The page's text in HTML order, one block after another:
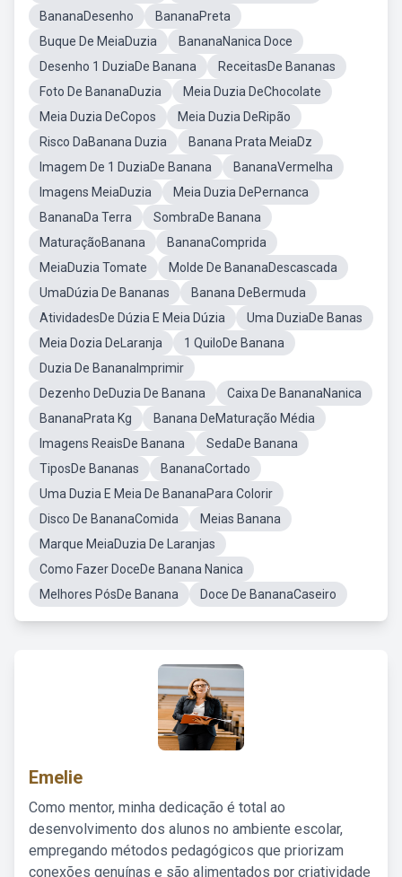
BananaDesenho
BananaPreta
Buque De MeiaDuzia
BananaNanica Doce
Desenho 1 DuziaDe Banana
ReceitasDe Bananas
Foto De BananaDuzia
Meia Duzia DeChocolate
Meia Duzia DeCopos
Meia Duzia DeRipão
Risco DaBanana Duzia
Banana Prata MeiaDz
Imagem De 1 DuziaDe Banana
BananaVermelha
Imagens MeiaDuzia
Meia Duzia DePernanca
BananaDa Terra
SombraDe Banana
MaturaçãoBanana
BananaComprida
MeiaDuzia Tomate
Molde De BananaDescascada
UmaDúzia De Bananas
Banana DeBermuda
AtividadesDe Dúzia E Meia Dúzia
Uma DuziaDe Banas
Meia Dozia DeLaranja
1 QuiloDe Banana
Duzia De BananaImprimir
Dezenho DeDuzia De Banana
Caixa De BananaNanica
BananaPrata Kg
Banana DeMaturação Média
Imagens ReaisDe Banana
SedaDe Banana
TiposDe Bananas
BananaCortado
Uma Duzia E Meia De BananaPara Colorir
Disco De BananaComida
Meias Banana
Marque MeiaDuzia De Laranjas
Como Fazer DoceDe Banana Nanica
Melhores PósDe Banana
Doce De BananaCaseiro
Emelie
Como mentor, minha dedicação é total ao
desenvolvimento dos alunos no ambiente escolar,
empregando métodos pedagógicos que priorizam
conexões genuínas e são alimentados por criatividade